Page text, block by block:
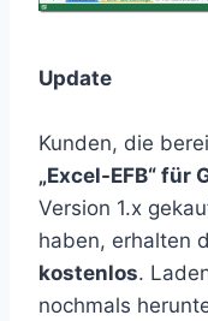
Update
Kunden, die
„Excel-EFB“ für
Version 1.x
haben, erhalten
kostenlos.
nochmals